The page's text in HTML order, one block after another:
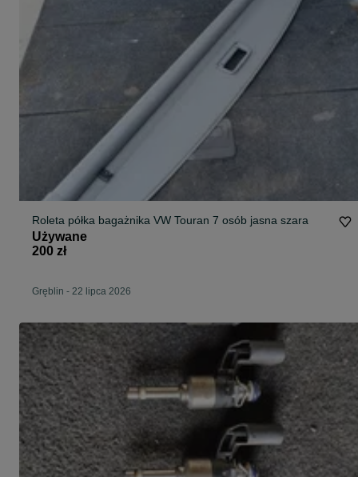
Roleta półka bagażnika VW Touran 7 osób jasna szara
Używane
200 zł
Gręblin - 22 lipca 2026